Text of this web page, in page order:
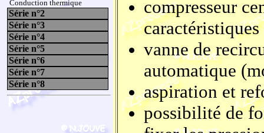
Conduction thermique
Série n°2
Série n°3
Série n°4
Série n°5
Série n°6
Série n°7
Série n°8
compresseur
vanne de
automatique
aspiration et
possibilité de